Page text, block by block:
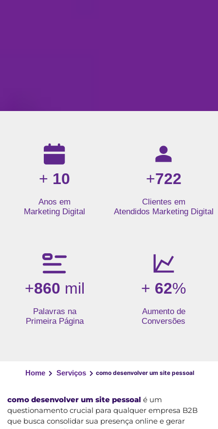
Resultados da nossa agência de marketing digital: mais
+ 10
Anos em
Marketing Digital
+722
Clientes em
Atendidos Marketing Digital
+860 mil
Palavras na
Primeira Página
+ 62%
Aumento de
Conversões
Home Serviços como desenvolver um site pessoal
como desenvolver um site pessoal é um
questionamento crucial para qualquer empresa B2B
que busca consolidar sua presença online e gerar